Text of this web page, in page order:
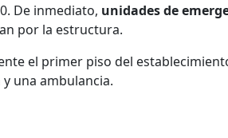
De inmediato, unidades de
por la estructura.
el primer piso del
una ambulancia.